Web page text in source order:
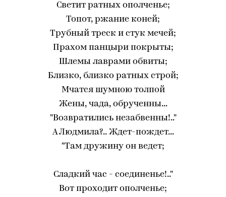
Светит ратных ополченье;
Топот, ржание коней;
Трубный треск и стук мечей;
Прахом панцыри покрыты;
Шлемы лаврами обвиты;
Близко, близко ратных строй;
Мчатся шумною толпой
Жены, чада, обрученны...
"Возвратились незабвенны!.."
А Людмила?.. Ждет-пождет...
"Там дружину он ведет;
Сладкий час - соединенье!.."
Вот проходит ополченье;